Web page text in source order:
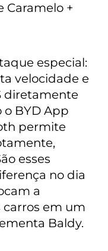
Caramelo +
especial:
velocidade e
diretamente
BYD App
permite
esses
no dia
a
carros em um
Baldy.